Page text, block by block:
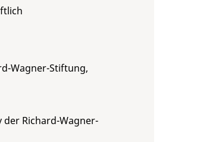
Wagner-Stiftung,
Richard-Wagner-